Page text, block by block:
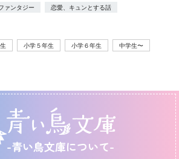
ァンタジー
恋愛、キュンとする話
小学５年生 小学６年生 中学生〜
-青い鳥文庫について-